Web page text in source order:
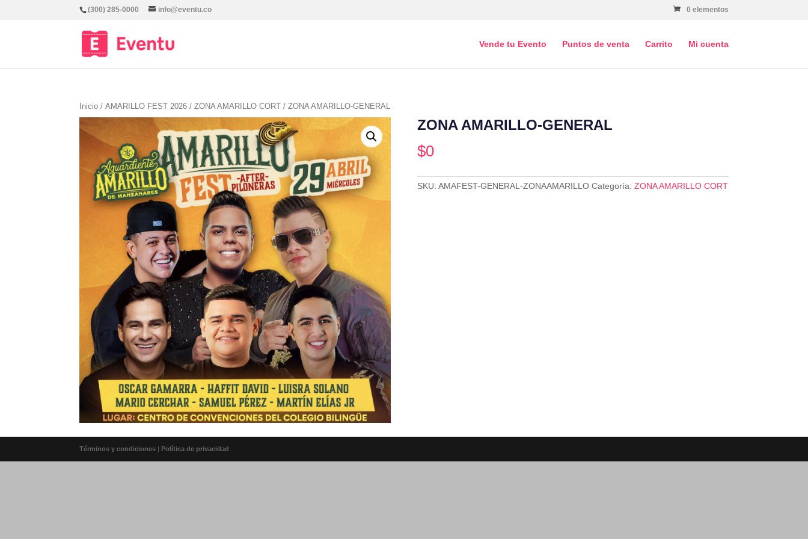
(300) 285-0000 info@eventu.co 0 elementos
Vende tu Evento Puntos de venta Carrito Mi cuenta
Inicio / AMARILLO FEST 2026 / ZONA AMARILLO CORT / ZONA AMARILLO-GENERAL
ZONA AMARILLO-GENERAL
$0
SKU: AMAFEST-GENERAL-ZONAAMARILLO Categoría: ZONA AMARILLO CORT
Términos y condiciones | Política de privacidad